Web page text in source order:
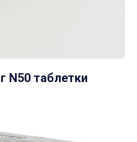
N50 таблетки